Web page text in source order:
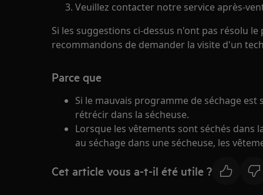
Veuillez contacter notre service après-
Si les suggestions ci-dessus n'ont pas résolu
recommandons de demander la visite d'un
Parce que
Si le mauvais programme de séchage
rétrécir dans la sécheuse.
Lorsque les vêtements sont séchés dans
au séchage dans une sécheuse, les
Cet article vous a-t-il été utile ?